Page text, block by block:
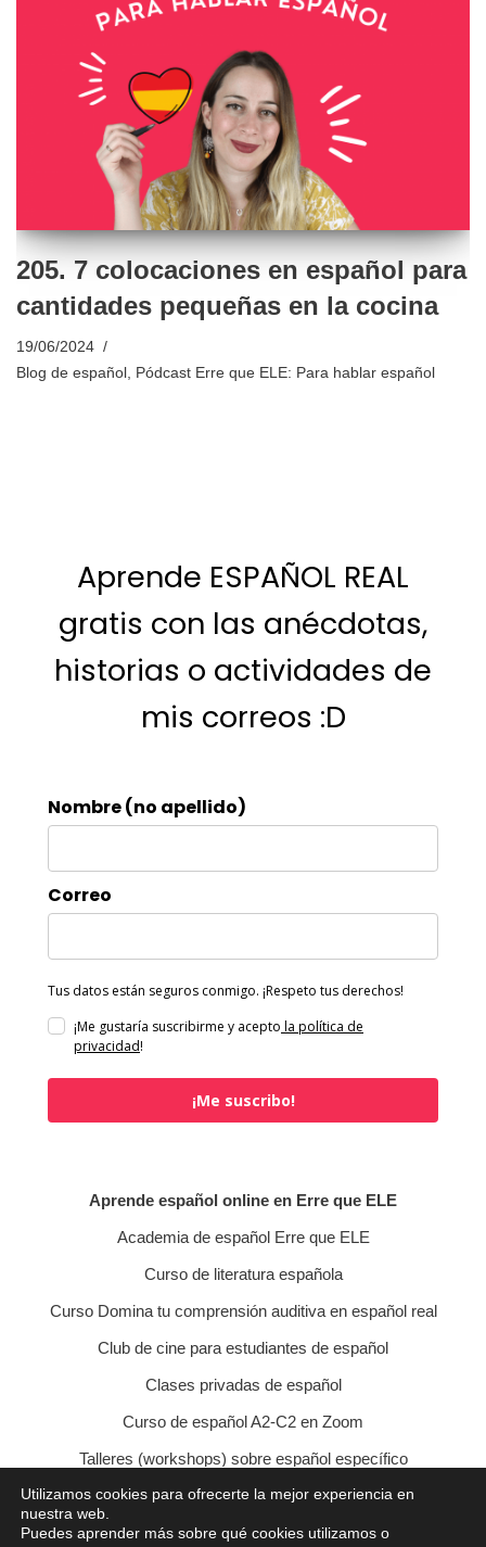
205. 7 colocaciones en español para
cantidades pequeñas en la cocina
19/06/2024
Blog de español , Pódcast Erre que ELE: Para hablar español
Aprende ESPAÑOL REAL
gratis con las anécdotas,
historias o actividades de
mis correos :D
Nombre (no apellido)
Correo
Tus datos están seguros conmigo. ¡Respeto tus derechos!
¡Me gustaría suscribirme y acepto la política de
privacidad!
¡Me suscribo!
Aprende español online en Erre que ELE
Academia de español Erre que ELE
Curso de literatura española
Curso Domina tu comprensión auditiva en español real
Club de cine para estudiantes de español
Clases privadas de español
Curso de español A2-C2 en Zoom
Talleres (workshops) sobre español específico
Curso de conversación veraniego
Política de privacidad Política de cookies
Utilizamos cookies para ofrecerte la mejor experiencia en
nuestra web.
Puedes aprender más sobre qué cookies utilizamos o